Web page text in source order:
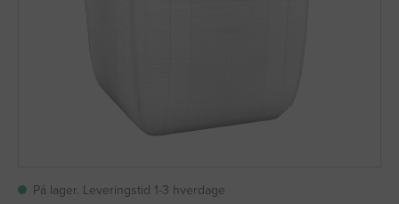
På lager. Leveringstid 1-3 hverdage